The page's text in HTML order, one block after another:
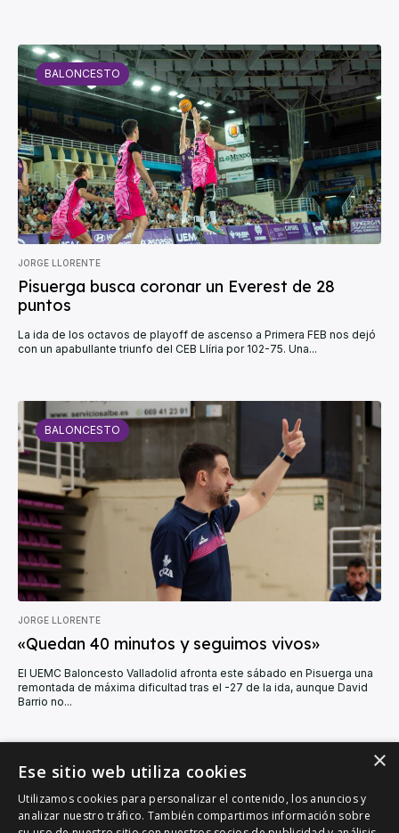
BALONCESTO
JORGE LLORENTE
Pisuerga busca coronar un Everest de 28
puntos
La ida de los octavos de playoff de ascenso a Primera FEB nos dejó
con un apabullante triunfo del CEB Llíria por 102-75. Una...
BALONCESTO
JORGE LLORENTE
«Quedan 40 minutos y seguimos vivos»
El UEMC Baloncesto Valladolid afronta este sábado en Pisuerga una
remontada de máxima dificultad tras el -27 de la ida, aunque David
Barrio no...
×
Ese sitio web utiliza cookies
Utilizamos cookies para personalizar el contenido, los anuncios y
analizar nuestro tráfico. También compartimos información sobre